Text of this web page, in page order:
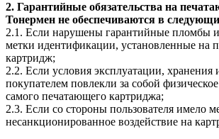
2. Гарантийные обязательства на
Тонермен не обеспечиваются в
2.1. Если нарушены гарантийные пломбы
метки идентификации, установленные на
картридж;
2.2. Если условия эксплуатации, хранения
покупателем повлекли за собой
самого печатающего картриджа;
2.3. Если со стороны пользователя имело
несанкционированное воздействие на